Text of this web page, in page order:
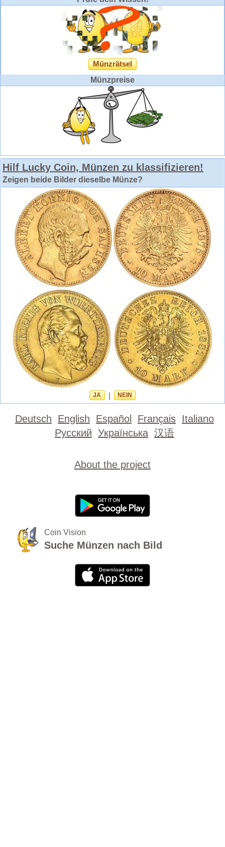
Münzrätsel
Münzpreise
Hilf Lucky Coin, Münzen zu klassifizieren!
Zeigen beide Bilder dieselbe Münze?
JA NEIN
Deutsch English Español Français Italiano
Русский Українська 汉语
About the project
Coin Vision
Suche Münzen nach Bild